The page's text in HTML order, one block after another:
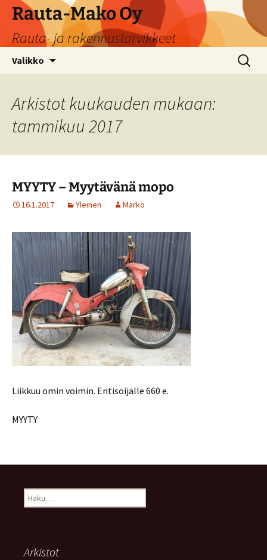
Siirry
sisältöön
Rauta-Mako Oy
Rauta- ja rakennustarvikkeet
Valikko Haku:
Arkistot kuukauden mukaan:
tammikuu 2017
MYYTY – Myytävänä mopo
16.1.2017 Yleinen Marko
Liikkuu omin voimin. Entisöijälle 660 e.
MYYTY
Haku:
Arkistot